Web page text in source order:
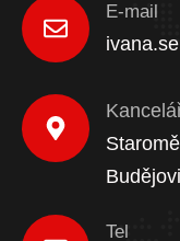
E-mail
Tel